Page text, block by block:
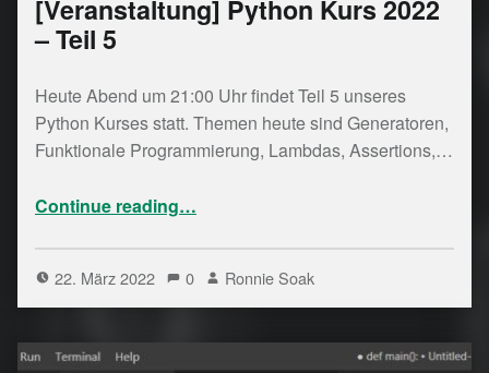
[Veranstaltung] Python Kurs 2022
– Teil 5
Heute Abend um 21:00 Uhr findet Teil 5 unseres
Python Kurses statt. Themen heute sind Generatoren,
Funktionale Programmierung, Lambdas, Assertions,…
Continue reading…
22. März 2022 0 Ronnie Soak